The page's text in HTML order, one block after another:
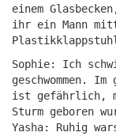
einem
ihr ein Mann
Sophie: Ich
geschwommen.
ist gefährlich,
Sturm geboren
Yasha: Ruhig